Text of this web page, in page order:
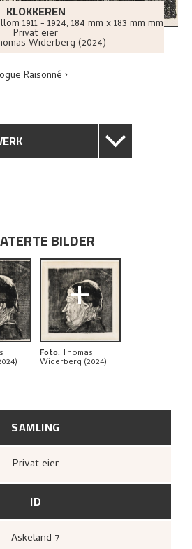
KLOKKEREN
1911 - 1924, 184 mm x 183 mm mm
Privat eier
Widerberg (2024)
Raisonné
SAMLING
Privat eier
ID
Askeland 7
BILDER
+
Foto: Thomas
Widerberg (2024)